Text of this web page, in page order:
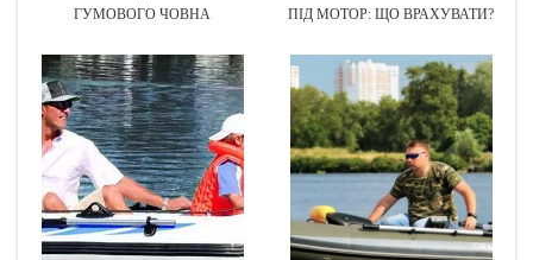
ГУМОВОГО ЧОВНА
ПІД МОТОР: ЩО ВРАХУВАТИ?